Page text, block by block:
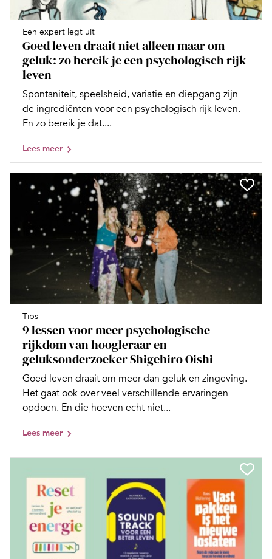
Een expert legt uit
Goed leven draait niet alleen maar om
geluk: zo bereik je een psychologisch rijk
leven
Spontaniteit, speelsheid, variatie en diepgang zijn
de ingrediënten voor een psychologisch rijk leven.
En zo bereik je dat....
Lees meer
Tips
9 lessen voor meer psychologische
rijkdom van hoogleraar en
geluksonderzoeker Shigehiro Oishi
Goed leven draait om meer dan geluk en zingeving.
Het gaat ook over veel verschillende ervaringen
opdoen. En die hoeven echt niet...
Lees meer